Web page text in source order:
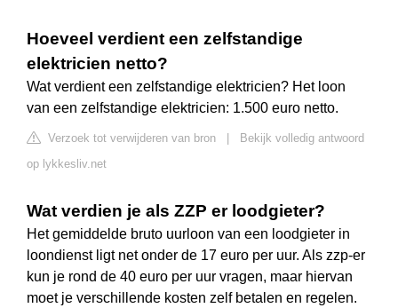
Hoeveel verdient een zelfstandige
elektricien netto?
Wat verdient een zelfstandige elektricien? Het loon
van een zelfstandige elektricien: 1.500 euro netto.
Verzoek tot verwijderen van bron
Bekijk volledig antwoord
op lykkesliv.net
Wat verdien je als ZZP er loodgieter?
Het gemiddelde bruto uurloon van een loodgieter in
loondienst ligt net onder de 17 euro per uur. Als zzp-er
kun je rond de 40 euro per uur vragen, maar hiervan
moet je verschillende kosten zelf betalen en regelen.